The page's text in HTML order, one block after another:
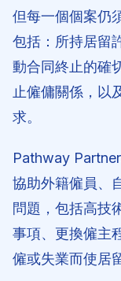
但每一個個案仍
包括：所持居留
動合同終止的確
止僱傭關係，以
求。
Pathway
協助外籍僱員、
問題，包括高技
事項、更換僱主
僱或失業而使居